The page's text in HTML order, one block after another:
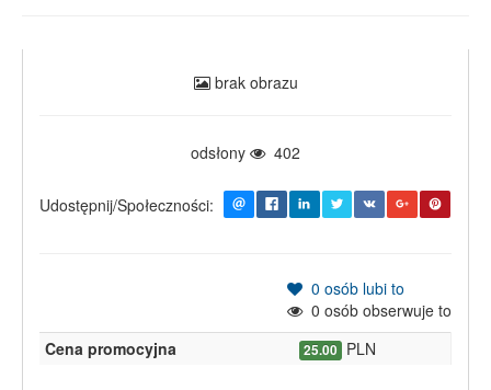
brak obrazu
odsłony 402
Udostępnij/Społeczności:
0 osób lubi to
0 osób obserwuje to
Cena promocyjna
25.00 PLN